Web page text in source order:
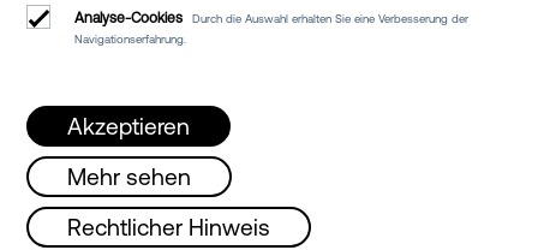
Rechtlicher Hinweis
Montag, Mittwoch und Freitag von
Analyse-Cookies
Durch die Auswahl erhalten Sie eine Verbesserung der
Navigationserfahrung.
Akzeptieren
Mehr sehen
Rechtlicher Hinweis